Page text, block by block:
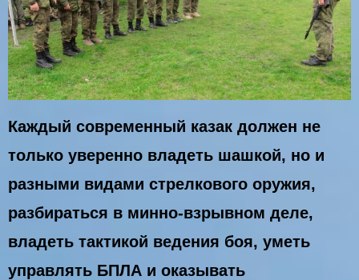
Каждый современный казак должен не
только уверенно владеть шашкой, но и
разными видами стрелкового оружия,
разбираться в минно-взрывном деле,
владеть тактикой ведения боя, уметь
управлять БПЛА и оказывать